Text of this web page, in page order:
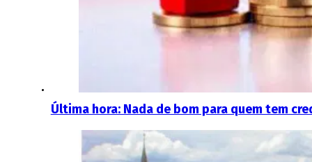
Última hora: Nada de bom para quem tem